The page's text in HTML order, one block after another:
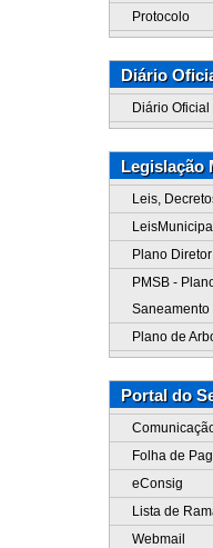
Protocolo
Diário
Diário
Legislação
Leis,
Plano
PMSB -
Saneamento
Plano de
Portal do
Folha de
eConsig
Lista de
Webmail